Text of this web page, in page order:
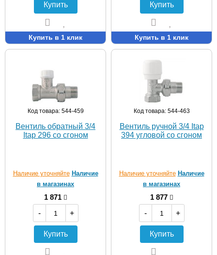
Купить
Купить в 1 клик
Купить
Купить в 1 клик
Код товара: 544-459
Вентиль обратный 3/4
Itap 296 со сгоном
Наличие уточняйте Наличие
в магазинах
1 871
-
+
Купить
Код товара: 544-463
Вентиль ручной 3/4 Itap
394 угловой со сгоном
Наличие уточняйте Наличие
в магазинах
1 877
-
+
Купить